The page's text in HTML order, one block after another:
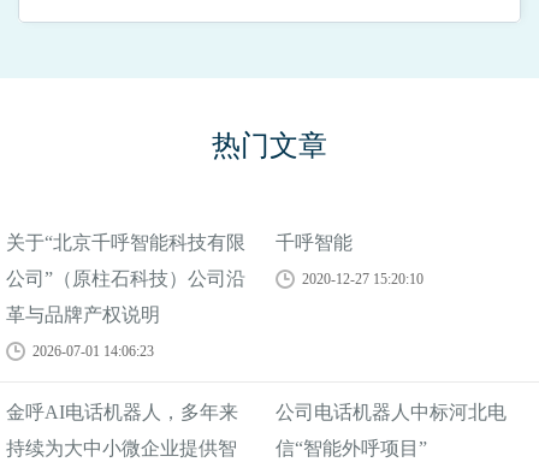
热门文章
关于“北京千呼智能科技有限
公司”（原柱石科技）公司沿
革与品牌产权说明
2026-07-01 14:06:23
千呼智能
2020-12-27 15:20:10
金呼AI电话机器人，多年来
持续为大中小微企业提供智
公司电话机器人中标河北电
信“智能外呼项目”